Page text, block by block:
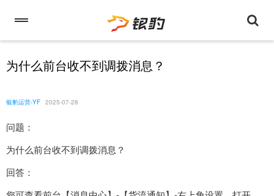
为什么前台收不到调拨消息？
银豹运营-YF 2025-07-28
问题：
为什么前台收不到调拨消息？
回答：